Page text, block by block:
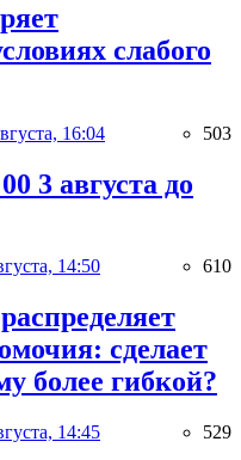
слабого
16:04 503
3 августа до
14:50 610
сделает
более гибкой?
14:45 529